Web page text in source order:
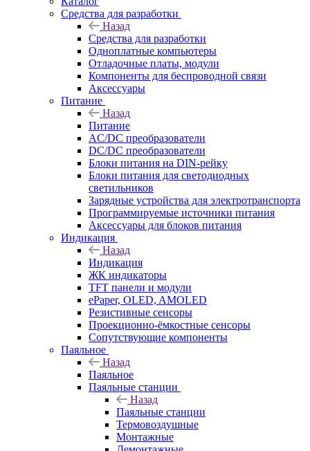
Средства для разработки
Назад
Средства для разработки
Одноплатные компьютеры
Отладочные платы, модули
Компоненты для беспроводной связи
Аксессуары
Питание
Назад
Питание
AC/DC преобразователи
DC/DC преобразователи
Блоки питания на DIN-рейку
Блоки питания для светодиодных
светильников
Зарядные устройства для электротранспорта
Программируемые источники питания
Аксессуары для блоков питания
Индикация
Назад
Индикация
ЖК индикаторы
TFT панели и модули
ePaper, OLED, AMOLED
Резистивные сенсоры
Проекционно-ёмкостные сенсоры
Сопутствующие компоненты
Паяльное
Назад
Паяльное
Паяльные станции
Назад
Паяльные станции
Термовоздушные
Монтажные